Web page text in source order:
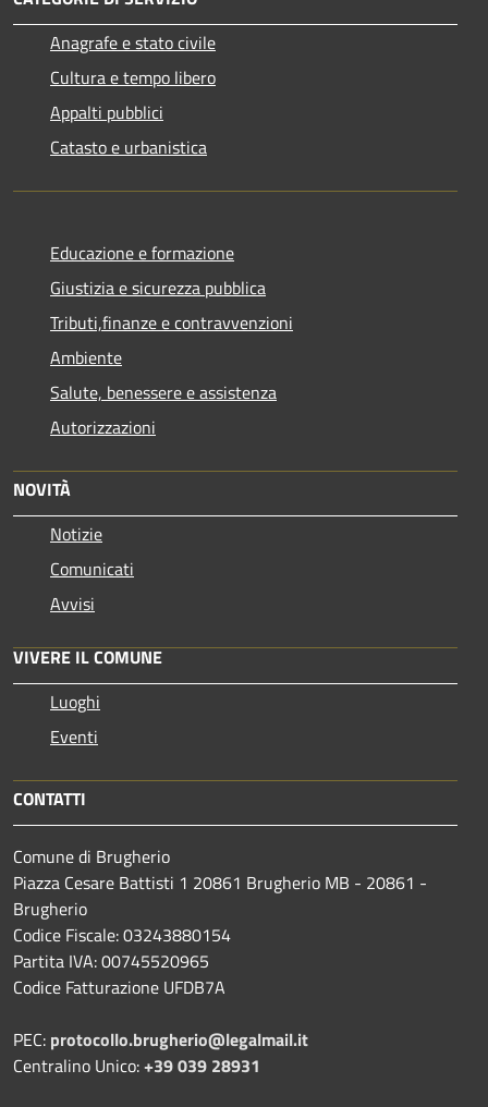
Anagrafe e stato civile
Cultura e tempo libero
Appalti pubblici
Catasto e urbanistica
Educazione e formazione
Giustizia e sicurezza pubblica
Tributi,finanze e contravvenzioni
Ambiente
Salute, benessere e assistenza
Autorizzazioni
NOVITÀ
Notizie
Comunicati
Avvisi
VIVERE IL COMUNE
Luoghi
Eventi
CONTATTI
Comune di Brugherio
Piazza Cesare Battisti 1 20861 Brugherio MB - 20861 -
Brugherio
Codice Fiscale: 03243880154
Partita IVA: 00745520965
Codice Fatturazione UFDB7A
PEC: protocollo.brugherio@legalmail.it
Centralino Unico:+39 039 28931